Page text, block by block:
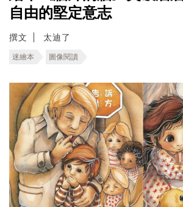
自由的堅定意志
撰文 太迪了
迷繪本 圖像閱讀